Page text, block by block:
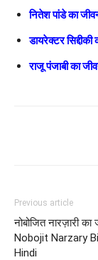
नितेश पांडे का
डायरेक्टर
राजू पंजाबी का
Previous article
नोबोजित नारज़ारी
Nobojit Narzary
Hindi